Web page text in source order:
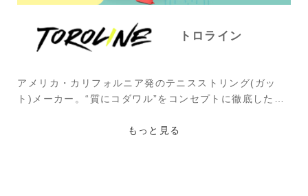
トロライン
アメリカ・カリフォルニア発のテニスストリング(ガッ
ト)メーカー。“質にコダワル”をコンセプトに徹底した商
追求し、手頃な価格で商品を提供することを掲げてい
もっと見る